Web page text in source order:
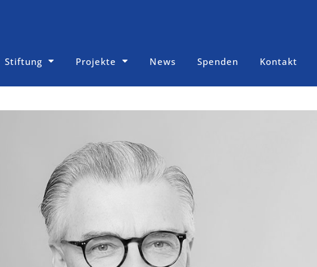
Stiftung Projekte News Spenden Kontakt